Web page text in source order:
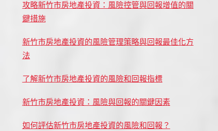
攻略新竹市房地產投資：風險控管與回報增值的關
鍵措施
新竹市房地產投資的風險管理策略與回報最佳化方
法
了解新竹市房地產投資的風險和回報指標
新竹市房地產投資：風險與回報的關鍵因素
如何評估新竹市房地產投資的風險和回報？